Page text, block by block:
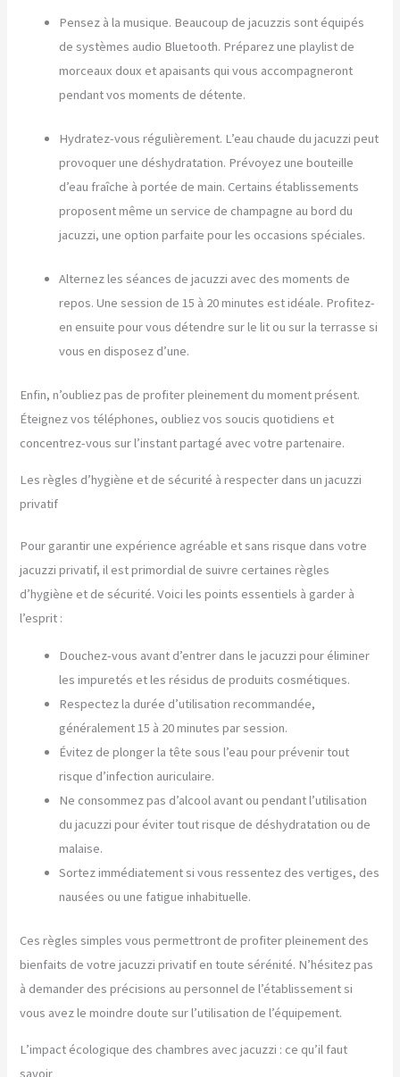
Pensez à la musique. Beaucoup de jacuzzis sont équipés
de systèmes audio Bluetooth. Préparez une playlist de
morceaux doux et apaisants qui vous accompagneront
pendant vos moments de détente.
Hydratez-vous régulièrement. L’eau chaude du jacuzzi peut
provoquer une déshydratation. Prévoyez une bouteille
d’eau fraîche à portée de main. Certains établissements
proposent même un service de champagne au bord du
jacuzzi, une option parfaite pour les occasions spéciales.
Alternez les séances de jacuzzi avec des moments de
repos. Une session de 15 à 20 minutes est idéale. Profitez-
en ensuite pour vous détendre sur le lit ou sur la terrasse si
vous en disposez d’une.
Enfin, n’oubliez pas de profiter pleinement du moment présent.
Éteignez vos téléphones, oubliez vos soucis quotidiens et
concentrez-vous sur l’instant partagé avec votre partenaire.
Les règles d’hygiène et de sécurité à respecter dans un jacuzzi
privatif
Pour garantir une expérience agréable et sans risque dans votre
jacuzzi privatif, il est primordial de suivre certaines règles
d’hygiène et de sécurité. Voici les points essentiels à garder à
l’esprit :
Douchez-vous avant d’entrer dans le jacuzzi pour éliminer
les impuretés et les résidus de produits cosmétiques.
Respectez la durée d’utilisation recommandée,
généralement 15 à 20 minutes par session.
Évitez de plonger la tête sous l’eau pour prévenir tout
risque d’infection auriculaire.
Ne consommez pas d’alcool avant ou pendant l’utilisation
du jacuzzi pour éviter tout risque de déshydratation ou de
malaise.
Sortez immédiatement si vous ressentez des vertiges, des
nausées ou une fatigue inhabituelle.
Ces règles simples vous permettront de profiter pleinement des
bienfaits de votre jacuzzi privatif en toute sérénité. N’hésitez pas
à demander des précisions au personnel de l’établissement si
vous avez le moindre doute sur l’utilisation de l’équipement.
L’impact écologique des chambres avec jacuzzi : ce qu’il faut
savoir